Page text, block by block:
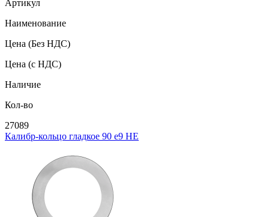
Артикул
Наименование
Цена (Без НДС)
Цена (с НДС)
Наличие
Кол-во
27089
Калибр-кольцо гладкое 90 e9 НЕ